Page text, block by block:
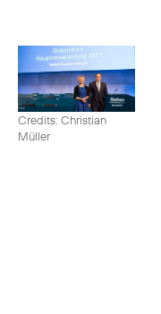
Credits: Christian
Müller